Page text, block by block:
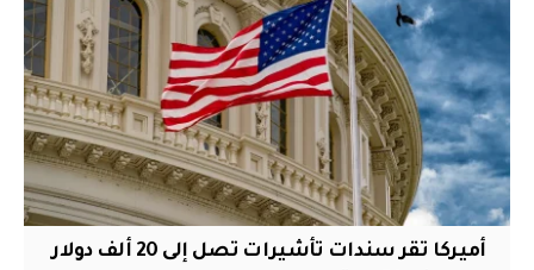
أميركا تقر سندات تأشيرات تصل إلى 20 ألف دولار